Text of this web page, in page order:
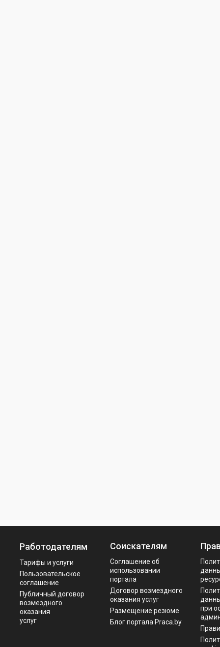
Работодателям
Тарифы и услуги
Пользовательское
соглашение
Публичный договор
возмездного
оказания
услуг
Соискателям
Соглашение об
использовании
портала
Договор возмездного
оказания услуг
Размещение резюме
Блог портала Praca.by
при